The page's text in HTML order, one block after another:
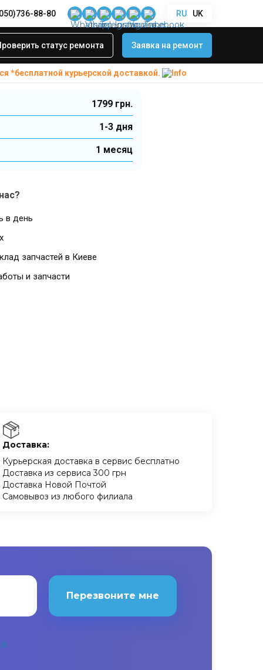
88-80 RU UK
статус ремонта Заявка на ремонт
*бесплатной курьерской доставкой.
A06 (A066) 2025
Samsung
2025
1799 грн.
1-3 дня
1 месяц
в день
запчастей в Киеве
и запчасти
Доставка:
Курьерская доставка в сервис бесплатно
Доставка из сервиса 300 грн
Доставка Новой Почтой
Самовывоз из любого филиала
Перезвоните мне